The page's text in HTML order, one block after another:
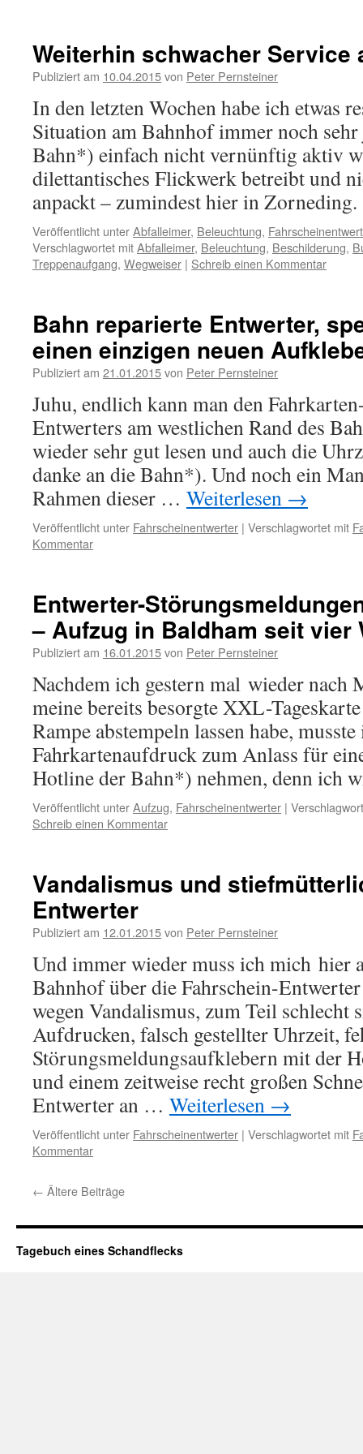
Weiterhin schwacher Service
Publiziert am 10.04.2015von Peter Pernsteiner
In den letzten Wochen habe ich etwas
Situation am Bahnhof immer noch
Bahn*) einfach nicht vernünftig aktiv
dilettantisches Flickwerk betreibt und
anpackt – zumindest hier in
Veröffentlicht unterAbfalleimer, Beleuchtung,
Verschlagwortet mitAbfalleimer, Beleuchtung, Beschilderung,
Treppenaufgang, Wegweiser | Schreib einen Kommentar
Bahn reparierte Entwerter,
einen einzigen neuen
Publiziert am 21.01.2015von Peter Pernsteiner
Juhu, endlich kann man den
Entwerters am westlichen Rand des
wieder sehr gut lesen und auch die
danke an die Bahn*). Und noch ein
Rahmen dieser … Weiterlesen →
Veröffentlicht unter Fahrscheinentwerter | Verschlagwortet mit
Kommentar
Entwerter-
– Aufzug in Baldham seit vier
Publiziert am 16.01.2015von Peter Pernsteiner
Nachdem ich gestern mal wieder nach
meine bereits besorgte XXL-
Rampe abstempeln lassen habe,
Fahrkartenaufdruck zum Anlass für
Hotline der Bahn*) nehmen, denn
Veröffentlicht unterAufzug, Fahrscheinentwerter |
Schreib einen Kommentar
Vandalismus und
Entwerter
Publiziert am 12.01.2015von Peter Pernsteiner
Und immer wieder muss ich mich hier
Bahnhof über die Fahrschein-
wegen Vandalismus, zum Teil schlecht
Aufdrucken, falsch gestellter Uhrzeit,
Störungsmeldungsaufklebern mit der
und einem zeitweise recht großen
Entwerter an … Weiterlesen →
Veröffentlicht unter Fahrscheinentwerter | Verschlagwortet mit
Kommentar
← Ältere Beiträge
Tagebuch eines Schandflecks